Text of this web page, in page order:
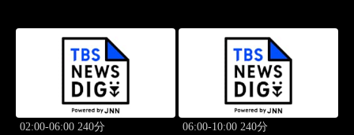
02:00-06:00 240分 06:00-10:00 240分